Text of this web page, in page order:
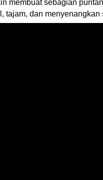
membuat sebagian
tajam, dan